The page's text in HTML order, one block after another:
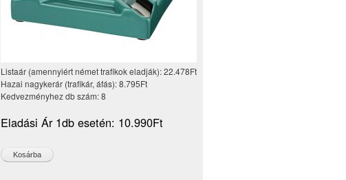
Listaár (amennyiért német trafikok eladják):22.478Ft
Hazai nagykerár (trafikár, áfás):8.795Ft
Kedvezményhez db szám:8
Eladási Ár 1db esetén: 10.990Ft